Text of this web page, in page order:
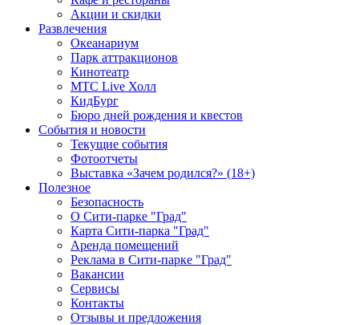
Акции и скидки
Развлечения
Океанариум
Парк аттракционов
Кинотеатр
МТС Live Холл
КидБург
Бюро дней рождения и квестов
События и новости
Текущие события
Фотоотчеты
Выставка «Зачем родился?» (18+)
Полезное
Безопасность
О Сити-парке "Град"
Карта Сити-парка "Град"
Аренда помещений
Реклама в Сити-парке "Град"
Вакансии
Сервисы
Контакты
Отзывы и предложения